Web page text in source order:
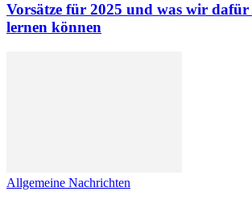
Vorsätze für 2025 und was wir
lernen können
Allgemeine Nachrichten